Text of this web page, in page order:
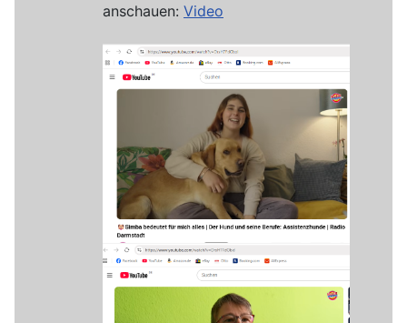
anschauen: Video